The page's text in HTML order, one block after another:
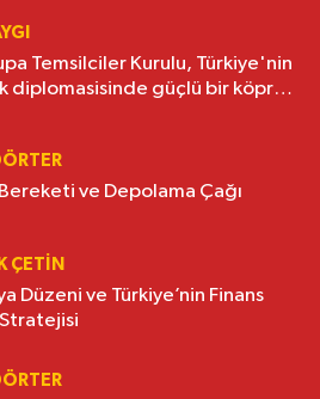
Temsilciler Kurulu, Türkiye'nin
diplomasisinde güçlü bir köprü
ve Depolama Çağı
ÇETİN
Düzeni ve Türkiye’nin Finans